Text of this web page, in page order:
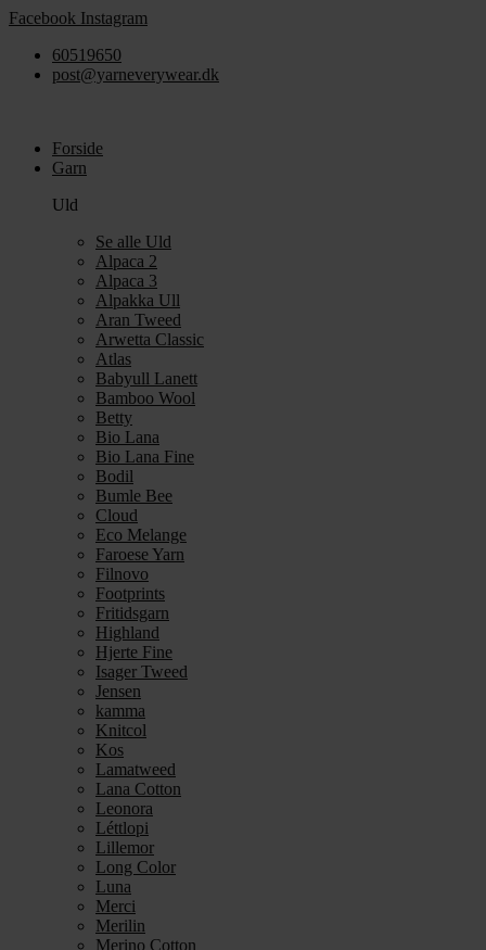
Videre
indhold
Facebook Instagram
60519650
post@yarneverywear.dk
Forside
Garn
Uld
Se alle Uld
Alpaca 2
Alpaca 3
Alpakka Ull
Aran Tweed
Arwetta Classic
Atlas
Babyull Lanett
Bamboo Wool
Betty
Bio Lana
Bio Lana Fine
Bodil
Bumle Bee
Cloud
Eco Melange
Faroese Yarn
Filnovo
Footprints
Fritidsgarn
Highland
Hjerte Fine
Isager Tweed
Jensen
kamma
Knitcol
Kos
Lamatweed
Lana Cotton
Leonora
Léttlopi
Lillemor
Long Color
Luna
Merci
Merilin
Merino Cotton